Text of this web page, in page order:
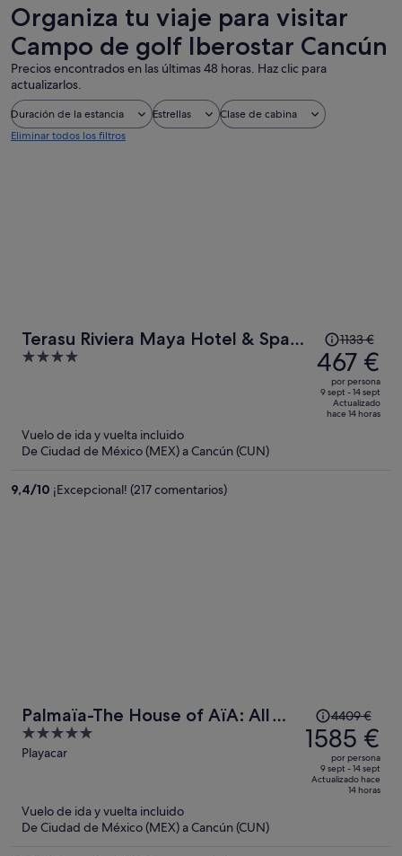
Organiza tu viaje para visitar
Campo de golf Iberostar Cancún
Precios encontrados en las últimas 48 horas. Haz clic para
actualizarlos.
Duración de la estancia Estrellas
Clase de cabina
Eliminar todos los filtros
Terasu Riviera Maya Hotel & Spa
Luxury Edition, en Xcaret
4
El
precio
era
de
1133 €,
1133 €
467 €
por persona
9 sept - 14 sept
Actualizado
hace 14 horas
Vuelo de ida y vuelta incluido
De Ciudad de México (MEX) a Cancún (CUN)
9,4/10 ¡Excepcional! (217 comentarios)
Palmaïa-The House of AïA: All
Inclusive Wellness Resort
5
out
Playacar
precio
era
de
4409 €,
4409 €
1585 €
por persona
9 sept - 14 sept
Actualizado hace
14 horas
Vuelo de ida y vuelta incluido
De Ciudad de México (MEX) a Cancún (CUN)